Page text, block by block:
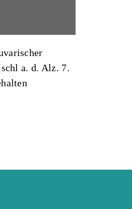
a. d. Alz. 7.